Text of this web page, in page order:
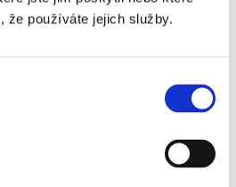
že používáte jejich služby.